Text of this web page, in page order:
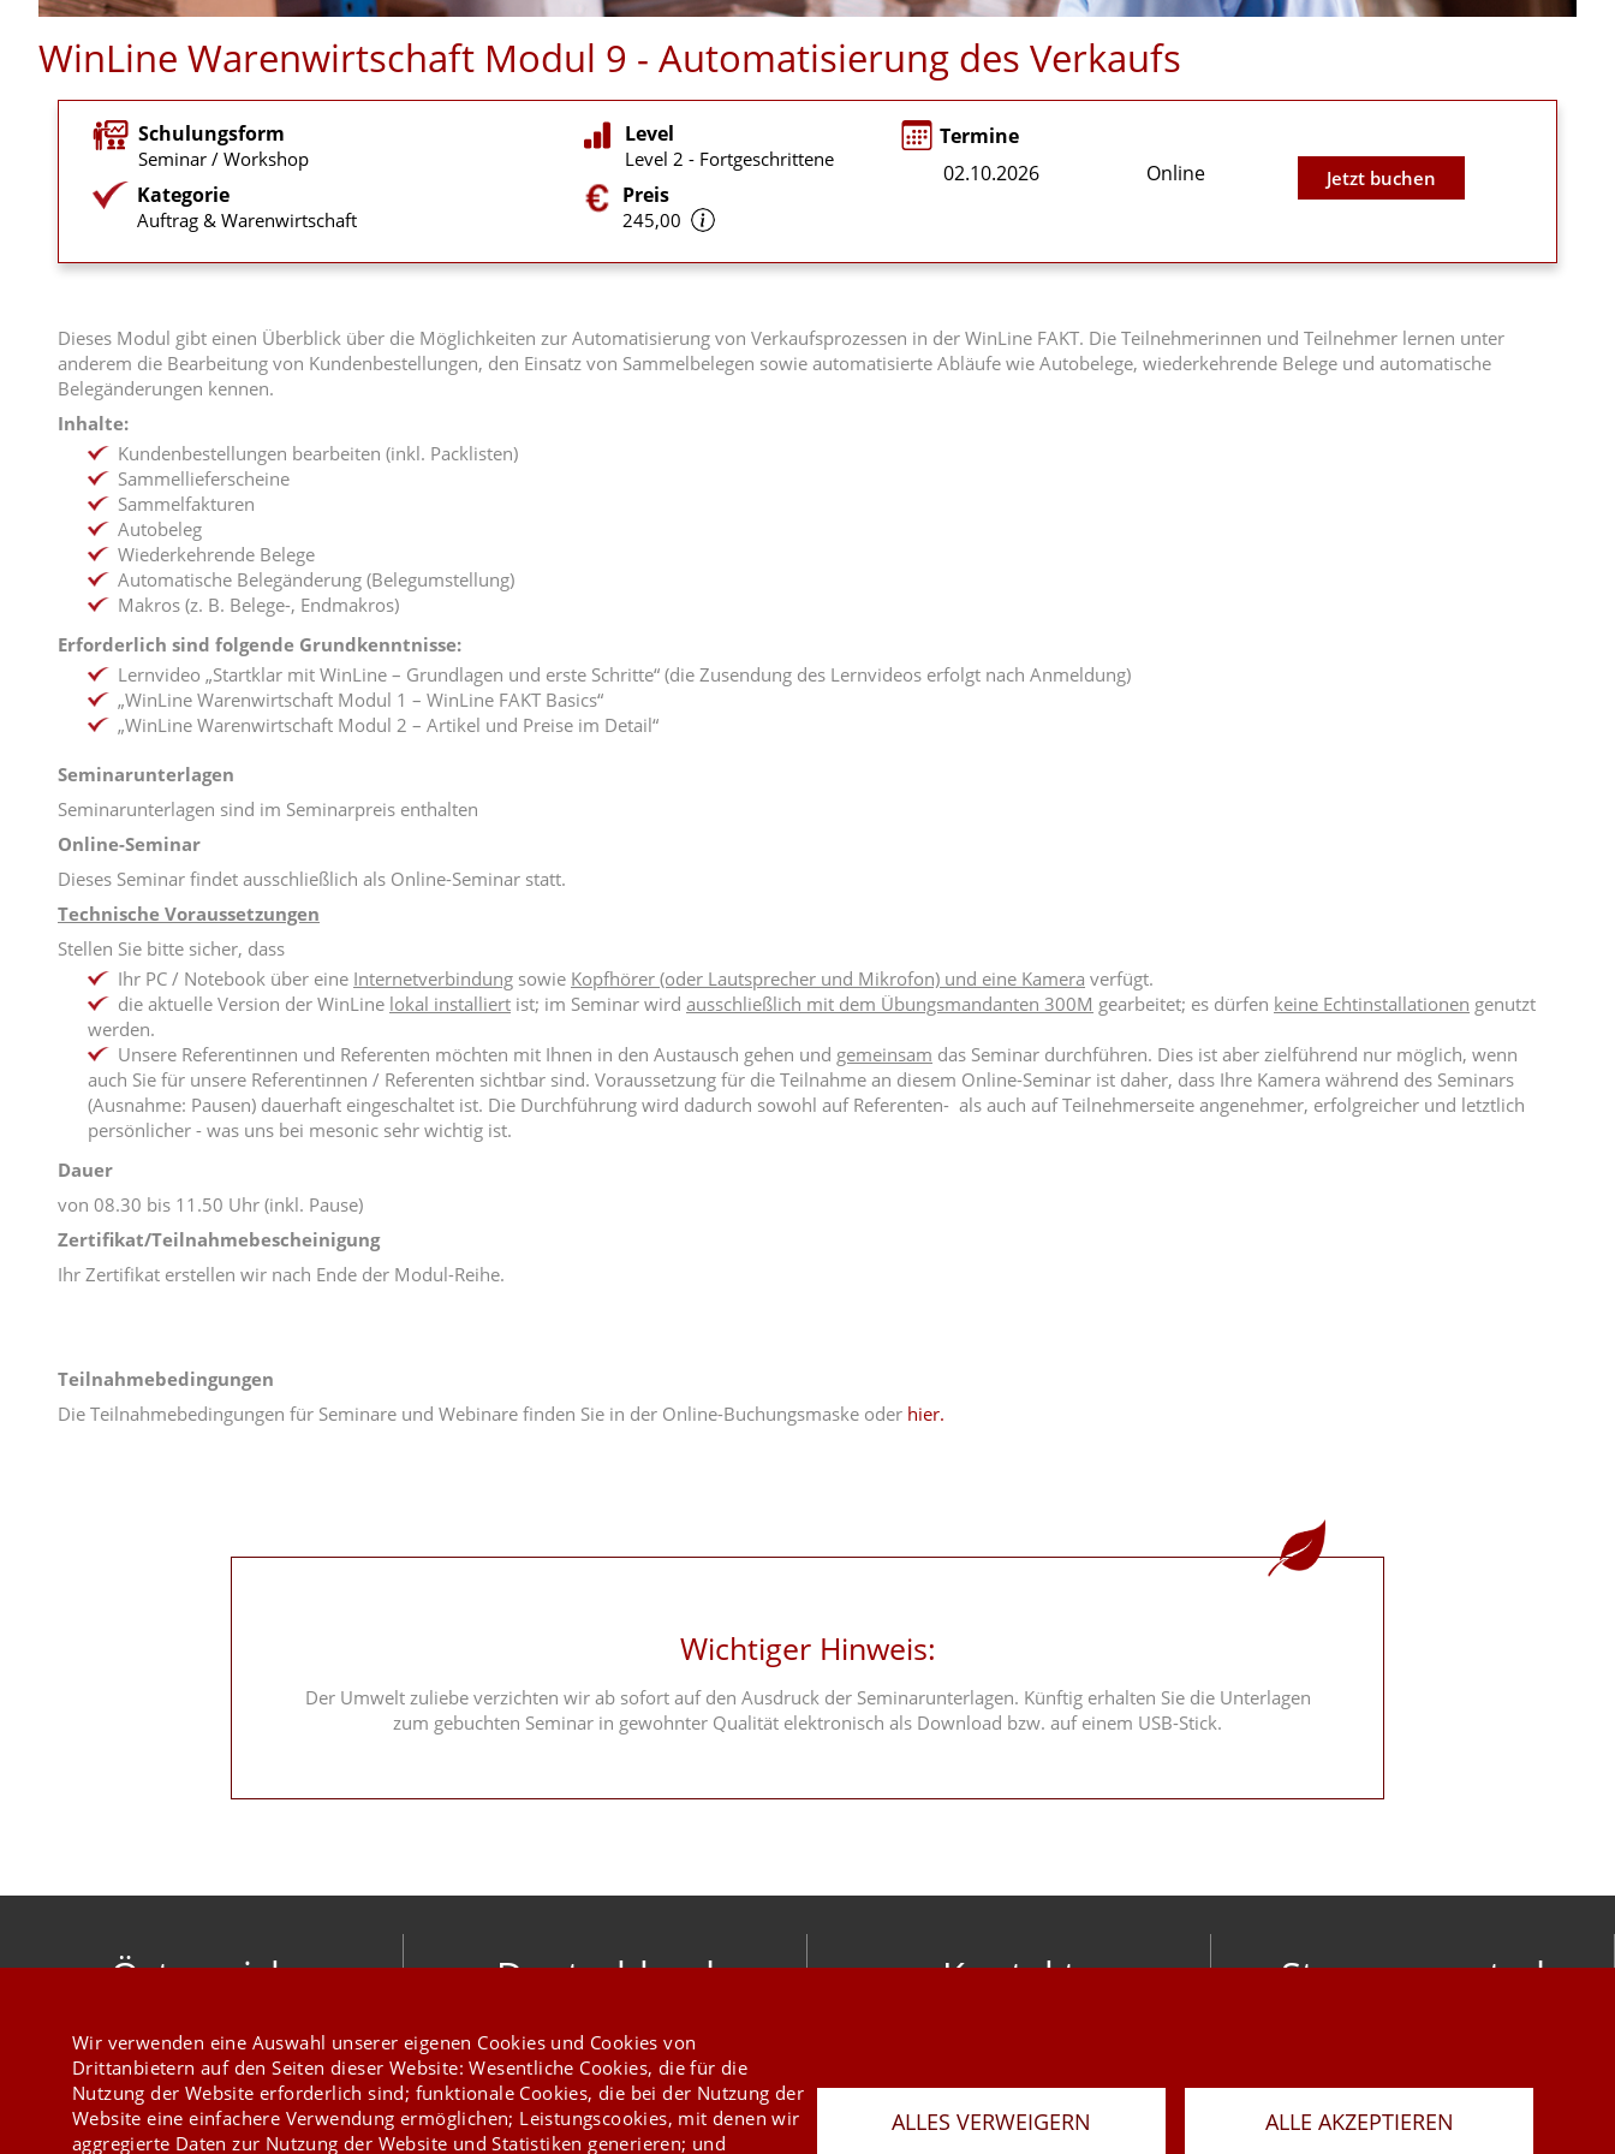
WinLine Warenwirtschaft Modul 9 - Automatisierung des Verkaufs
Schulungsform
Seminar / Workshop
Kategorie
Auftrag & Warenwirtschaft
Level
Level 2 - Fortgeschrittene
Preis
245,00
Termine
02.10.2026
Online Jetzt buchen
Dieses Modul gibt einen Überblick über die Möglichkeiten zur Automatisierung von Verkaufsprozessen in der WinLine FAKT. Die Teilnehmerinnen und Teilnehmer lernen unter
anderem die Bearbeitung von Kundenbestellungen, den Einsatz von Sammelbelegen sowie automatisierte Abläufe wie Autobelege, wiederkehrende Belege und automatische
Belegänderungen kennen.
Inhalte:
Kundenbestellungen bearbeiten (inkl. Packlisten)
Sammellieferscheine
Sammelfakturen
Autobeleg
Wiederkehrende Belege
Automatische Belegänderung (Belegumstellung)
Makros (z. B. Belege-, Endmakros)
Erforderlich sind folgende Grundkenntnisse:
Lernvideo „Startklar mit WinLine – Grundlagen und erste Schritte“ (die Zusendung des Lernvideos erfolgt nach Anmeldung)
„WinLine Warenwirtschaft Modul 1 – WinLine FAKT Basics“
„WinLine Warenwirtschaft Modul 2 – Artikel und Preise im Detail“
Seminarunterlagen
Seminarunterlagen sind im Seminarpreis enthalten
Online-Seminar
Dieses Seminar findet ausschließlich als Online-Seminar statt.
Technische Voraussetzungen
Stellen Sie bitte sicher, dass
Ihr PC / Notebook über eine Internetverbindung sowie Kopfhörer (oder Lautsprecher und Mikrofon) und eine Kamera verfügt.
die aktuelle Version der WinLine lokal installiert ist; im Seminar wird ausschließlich mit dem Übungsmandanten 300M gearbeitet; es dürfen keine Echtinstallationen genutzt
werden.
Unsere Referentinnen und Referenten möchten mit Ihnen in den Austausch gehen und gemeinsam das Seminar durchführen. Dies ist aber zielführend nur möglich, wenn
auch Sie für unsere Referentinnen / Referenten sichtbar sind. Voraussetzung für die Teilnahme an diesem Online-Seminar ist daher, dass Ihre Kamera während des Seminars
(Ausnahme: Pausen) dauerhaft eingeschaltet ist. Die Durchführung wird dadurch sowohl auf Referenten- als auch auf Teilnehmerseite angenehmer, erfolgreicher und letztlich
persönlicher - was uns bei mesonic sehr wichtig ist.
Dauer
von 08.30 bis 11.50 Uhr (inkl. Pause)
Zertifikat/Teilnahmebescheinigung
Ihr Zertifikat erstellen wir nach Ende der Modul-Reihe.
Teilnahmebedingungen
Die Teilnahmebedingungen für Seminare und Webinare finden Sie in der Online-Buchungsmaske oder hier.
Wichtiger Hinweis:
Der Umwelt zuliebe verzichten wir ab sofort auf den Ausdruck der Seminarunterlagen. Künftig erhalten Sie die Unterlagen
zum gebuchten Seminar in gewohnter Qualität elektronisch als Download bzw. auf einem USB-Stick.
Österreich
m.b.h.
Herzog-Friedrich-Platz 1 3001 Mauerbach
+43 1 970 300
Deutschland
Hirschberger Str. 18 27383 Scheeßel
+49 4263 9390 0
Kontakt Stay connected
Wir verwenden eine Auswahl unserer eigenen Cookies und Cookies von
Drittanbietern auf den Seiten dieser Website: Wesentliche Cookies, die für die
Nutzung der Website erforderlich sind; funktionale Cookies, die bei der Nutzung der
Website eine einfachere Verwendung ermöglichen; Leistungscookies, mit denen wir
aggregierte Daten zur Nutzung der Website und Statistiken generieren; und
ALLES VERWEIGERN ALLE AKZEPTIEREN